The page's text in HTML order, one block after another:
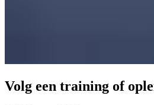
Volg een training of